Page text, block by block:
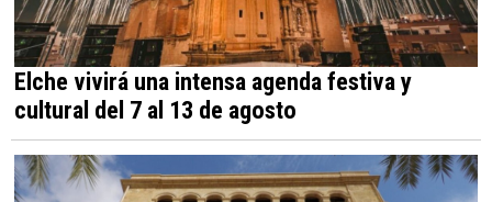
Elche vivirá una intensa agenda festiva y
cultural del 7 al 13 de agosto